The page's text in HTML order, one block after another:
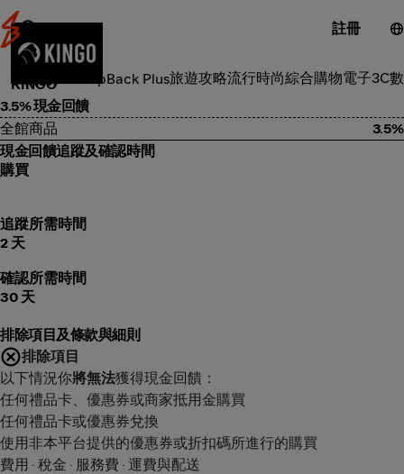
註冊
ShopBack Plus旅遊攻略流行時尚綜合購物電子3C
流行時尚
KINGO
3.5% 現金回饋
全館商品
3.5%
現金回饋追蹤及確認時間
購買
追蹤所需時間
2 天
確認所需時間
30 天
排除項目及條款與細則
排除項目
以下情況你將無法獲得現金回饋：
任何禮品卡、優惠券或商家抵用金購買
任何禮品卡或優惠券兌換
使用非本平台提供的優惠券或折扣碼所進行的購買
費用 · 稅金 · 服務費 · 運費與配送